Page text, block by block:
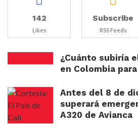
142
Likes
Subscribe
RSS Feeds
¿Cuánto subiría
en Colombia
Antes del 8 de
superará
A320 de Avianca